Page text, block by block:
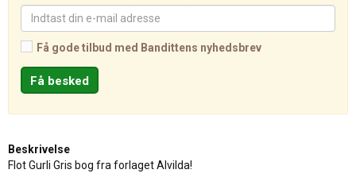
Få gode tilbud med Bandittens nyhedsbrev
Beskrivelse
Flot Gurli Gris bog fra forlaget Alvilda!